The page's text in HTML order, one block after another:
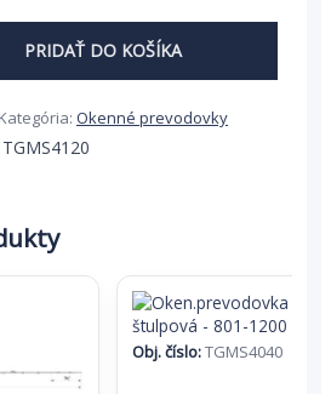
25,35 €.16,48 €.
PRIDAŤ DO KOŠÍKA
Kategória: Okenné prevodovky
TGMS4120
Obj. číslo:TGMS4040